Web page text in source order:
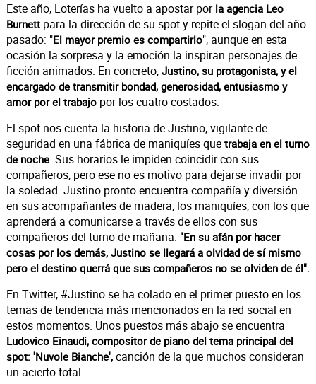
Este año, Loterías ha vuelto a apostar por la agencia Leo
Burnett para la dirección de su spot y repite el slogan del año
pasado: "El mayor premio es compartirlo", aunque en esta
ocasión la sorpresa y la emoción la inspiran personajes de
ficción animados. En concreto, Justino, su protagonista, y el
encargado de transmitir bondad, generosidad, entusiasmo y
amor por el trabajopor los cuatro costados.
El spot nos cuenta la historia de Justino, vigilante de
seguridad en una fábrica de maniquíes que trabaja en el turno
de noche. Sus horarios le impiden coincidir con sus
compañeros, pero ese no es motivo para dejarse invadir por
la soledad. Justino pronto encuentra compañía y diversión
en sus acompañantes de madera, los maniquíes, con los que
aprenderá a comunicarse a través de ellos con sus
compañeros del turno de mañana. "En su afán por hacer
cosas por los demás, Justino se llegará a olvidad de sí mismo
pero el destino querrá que sus compañeros no se olviden de él".
En Twitter, #Justino se ha colado en el primer puesto en los
temas de tendencia más mencionados en la red social en
estos momentos. Unos puestos más abajo se encuentra
Ludovico Einaudi, compositor de piano del tema principal del
spot: 'Nuvole Bianche', canción de la que muchos consideran
un acierto total.